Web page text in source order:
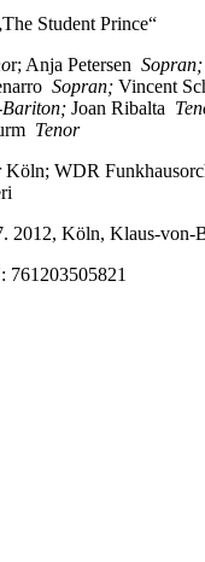
Student Prince“
r; Anja Petersen Sopran;
Sopran; Vincent
Bariton; Joan Ribalta
Tenor
WDR
2012, Köln, Klaus-von-
761203505821